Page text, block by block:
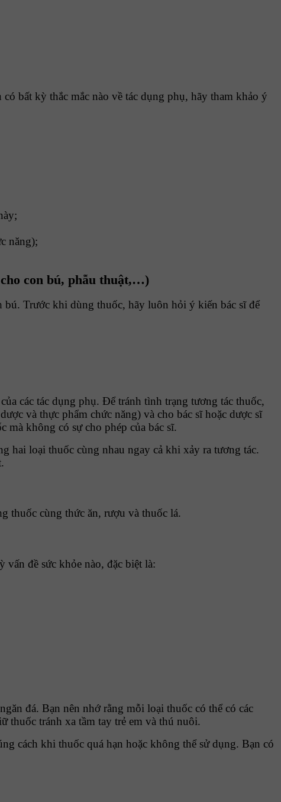
bất kỳ thắc mắc nào về tác dụng phụ, hãy tham khảo ý
năng);
con bú, phẫu thuật,…)
Trước khi dùng thuốc, hãy luôn hỏi ý kiến bác sĩ để
các tác dụng phụ. Để tránh tình trạng tương tác thuốc,
và thực phẩm chức năng) và cho bác sĩ hoặc dược sĩ
không có sự cho phép của bác sĩ.
hai loại thuốc cùng nhau ngay cả khi xảy ra tương tác.
thuốc cùng thức ăn, rượu và thuốc lá.
vấn đề sức khỏe nào, đặc biệt là:
đá. Bạn nên nhớ rằng mỗi loại thuốc có thể có các
thuốc tránh xa tầm tay trẻ em và thú nuôi.
cách khi thuốc quá hạn hoặc không thể sử dụng. Bạn có